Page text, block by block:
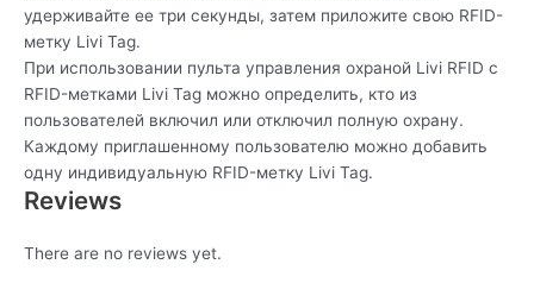
удерживайте ее три секунды, затем приложите свою RFID-
метку Livi Tag.
При использовании пульта управления охраной Livi RFID с
RFID-метками Livi Tag можно определить, кто из
пользователей включил или отключил полную охрану.
Каждому приглашенному пользователю можно добавить
одну индивидуальную RFID-метку Livi Tag.
Reviews
There are no reviews yet.